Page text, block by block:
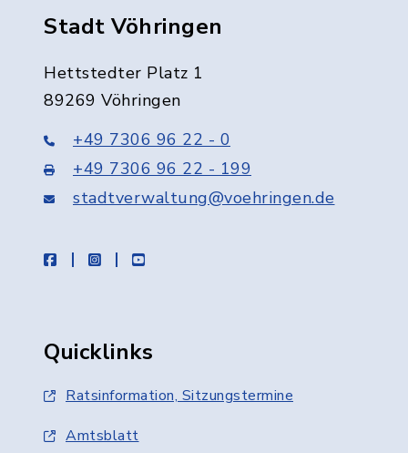
Stadt Vöhringen
Hettstedter Platz 1
89269 Vöhringen
+49 7306 96 22 - 0
+49 7306 96 22 - 199
stadtverwaltung@voehringen.de
facebookinstagramyoutube
Quicklinks
Ratsinformation, Sitzungstermine
Amtsblatt